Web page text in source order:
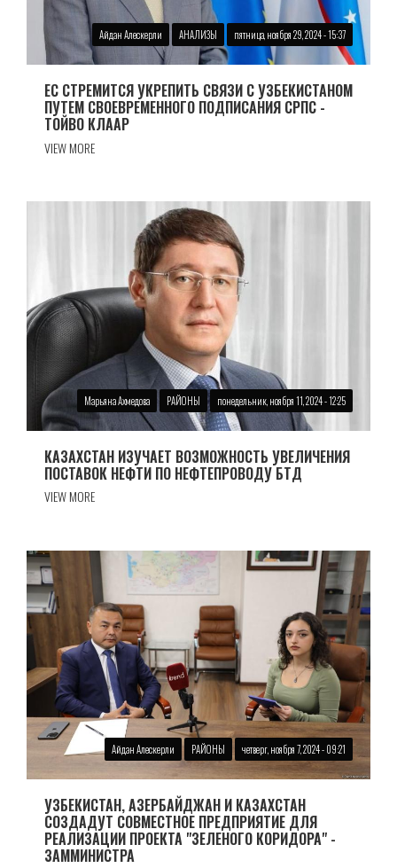
Айдан Алескерли АНАЛИЗЫ пятница, ноября 29, 2024 - 15:37
ЕС СТРЕМИТСЯ УКРЕПИТЬ СВЯЗИ С УЗБЕКИСТАНОМ
ПУТЕМ СВОЕВРЕМЕННОГО ПОДПИСАНИЯ СРПС -
ТОЙВО КЛААР
VIEW MORE
Марьяна Ахмедова РАЙОНЫ понедельник, ноября 11, 2024 - 12:25
КАЗАХСТАН ИЗУЧАЕТ ВОЗМОЖНОСТЬ УВЕЛИЧЕНИЯ
ПОСТАВОК НЕФТИ ПО НЕФТЕПРОВОДУ БТД
VIEW MORE
Айдан Алескерли РАЙОНЫ четверг, ноября 7, 2024 - 09:21
УЗБЕКИСТАН, АЗЕРБАЙДЖАН И КАЗАХСТАН
СОЗДАДУТ СОВМЕСТНОЕ ПРЕДПРИЯТИЕ ДЛЯ
РЕАЛИЗАЦИИ ПРОЕКТА "ЗЕЛЕНОГО КОРИДОРА" -
ЗАММИНИСТРА